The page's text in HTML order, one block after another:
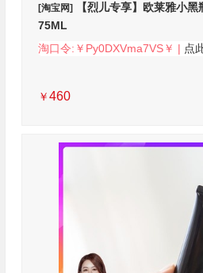
[淘宝网]【烈儿专享】欧莱雅小黑
75ML
淘口令:￥Py0DXVma7VS￥ | 点
￥460